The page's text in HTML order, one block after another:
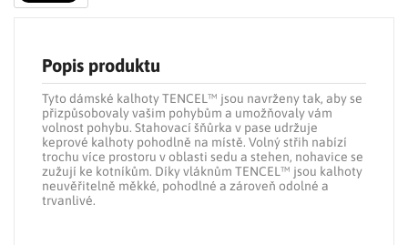
Popis produktu
Tyto dámské kalhoty TENCEL™ jsou navrženy tak, aby se
přizpůsobovaly vašim pohybům a umožňovaly vám
volnost pohybu. Stahovací šňůrka v pase udržuje
keprové kalhoty pohodlně na místě. Volný střih nabízí
trochu více prostoru v oblasti sedu a stehen, nohavice se
zužují ke kotníkům. Díky vláknům TENCEL™ jsou kalhoty
neuvěřitelně měkké, pohodlné a zároveň odolné a
trvanlivé.